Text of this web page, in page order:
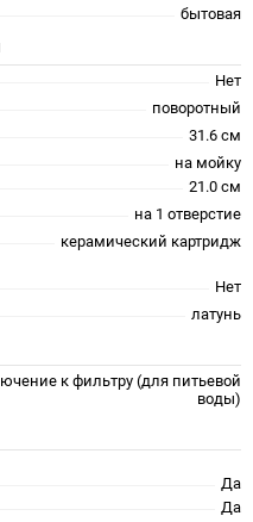
бытовая
Нет
поворотный
31.6 см
на мойку
21.0 см
на 1 отверстие
керамический картридж
Нет
латунь
к фильтру (для питьевой
воды)
Да
Да